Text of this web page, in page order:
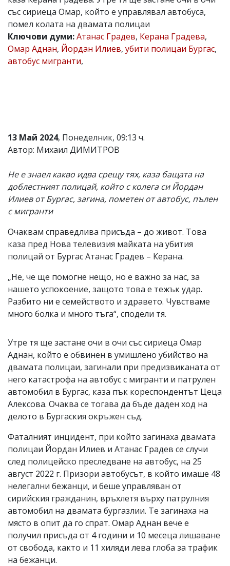
Коментарите
статиите
се
въвеждат
читателите
Ако
откриете
вас
коментар,
моля
сигнализирайте
ни!
със сириеца Омар, който е управлявал автобуса,
помел колата на двамата полицаи
Ключови думи:Атанас Градев, Керана Градева,
Омар Аднан, Йордан Илиев, убити полицаи Бургас,
автобус мигранти,
13 Май 2024, Понеделник, 09:13 ч.
Автор: Михаил ДИМИТРОВ
Не е знаел какво идва срещу тях, каза бащата на
доблестният полицай, който с колега си Йордан
Илиев от Бургас, загина, пометен от автобус, пълен
с мигранти
Очаквам справедлива присъда – до живот. Това
каза пред Нова телевизия майката на убития
полицай от Бургас Атанас Градев – Керана.
„Не, че ще помогне нещо, но е важно за нас, за
нашето успокоение, защото това е тежък удар.
Разбито ни е семейството и здравето. Чувстваме
много болка и много тъга“, сподели тя.
Утре тя ще застане очи в очи със сириеца Омар
Аднан, който е обвинен в умишлено убийство на
двамата полицаи, загинали при предизвиканата от
него катастрофа на автобус с мигранти и патрулен
автомобил в Бургас, каза пък кореспондентът Цеца
Алексова. Очаква се тогава да бъде даден ход на
делото в Бургаския окръжен съд.
Фаталният инцидент, при който загинаха двамата
полицаи Йордан Илиев и Атанас Градев се случи
след полицейско преследване на автобус, на 25
август 2022 г. Призори автобусът, в който имаше 48
нелегални бежанци, и беше управляван от
сирийския гражданин, връхлетя върху патрулния
автомобил на двамата бургазлии. Те загинаха на
място в опит да го спрат. Омар Аднан вече е
получил присъда от 4 години и 10 месеца лишаване
от свобода, както и 11 хиляди лева глоба за трафик
на бежанци.